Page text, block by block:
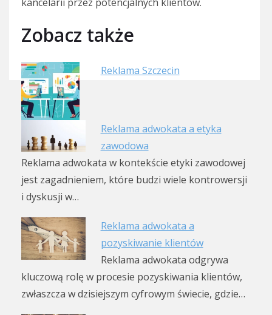
Zobacz także
Reklama Szczecin
Reklama adwokata a etyka
zawodowa
Reklama adwokata w kontekście etyki zawodowej
jest zagadnieniem, które budzi wiele kontrowersji
i dyskusji w…
Reklama adwokata a
pozyskiwanie klientów
Reklama adwokata odgrywa
kluczową rolę w procesie pozyskiwania klientów,
zwłaszcza w dzisiejszym cyfrowym świecie, gdzie…